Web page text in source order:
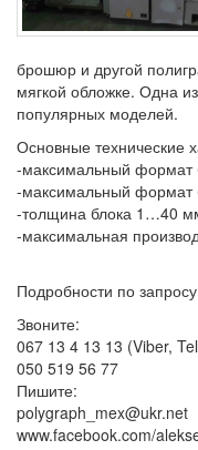
брошюр и другой
мягкой обложке. Одна
популярных моделей.
Основные технические
-максимальный формат
-максимальный формат
-толщина блока 1…40
-максимальная
Подробности по
Звоните:
067 13 4 13 13 (Viber,
050 519 56 77
Пишите:
polygraph_mex@ukr.net
www.facebook.com/